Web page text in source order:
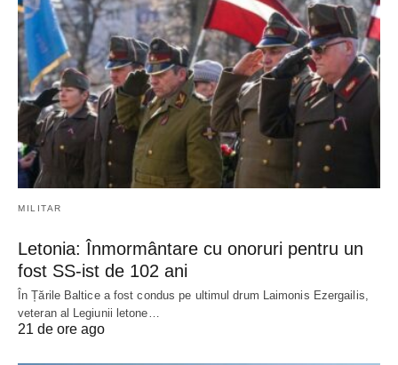
MILITAR
Letonia: Înmormântare cu onoruri pentru un
fost SS-ist de 102 ani
În Țările Baltice a fost condus pe ultimul drum Laimonis Ezergailis,
veteran al Legiunii letone…
21 de ore ago